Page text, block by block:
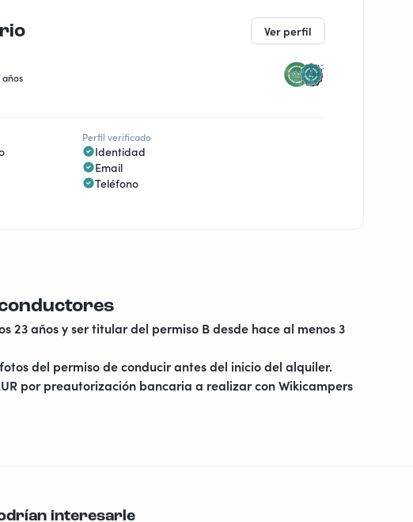
Ver perfil
Perfil verificado
Identidad
Email
Teléfono
23 años y ser titular del permiso B desde hace al menos 3
del permiso de conducir antes del inicio del alquiler.
por preautorización bancaria a realizar con Wikicampers
interesarle